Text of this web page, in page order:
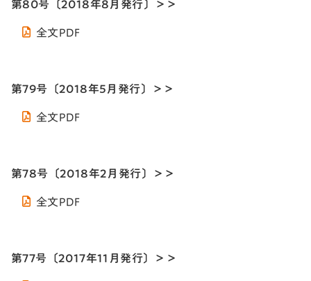
第80号〔2018年8月発行〕＞＞
全文PDF
第79号〔2018年5月発行〕＞＞
全文PDF
第78号〔2018年2月発行〕＞＞
全文PDF
第77号〔2017年11月発行〕＞＞